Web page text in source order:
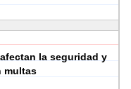
la seguridad y
multas